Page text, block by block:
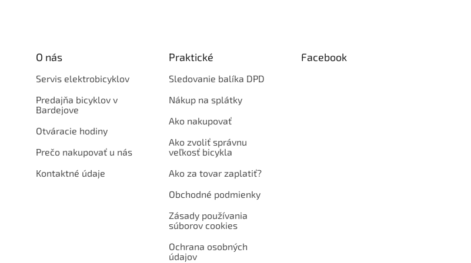
O nás
Servis elektrobicyklov
Predajňa bicyklov v
Bardejove
Otváracie hodiny
Prečo nakupovať u nás
Kontaktné údaje
Praktické
Sledovanie balíka DPD
Nákup na splátky
Ako nakupovať
Ako zvoliť správnu
veľkosť bicykla
Ako za tovar zaplatiť?
Obchodné podmienky
Zásady používania
súborov cookies
Ochrana osobných
údajov
Facebook